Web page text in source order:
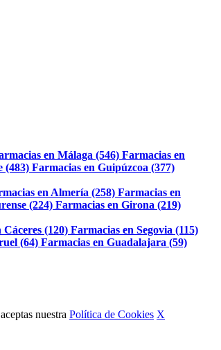
en Málaga (546) Farmacias en
(483) Farmacias en Guipúzcoa (377)
en Almería (258) Farmacias en
(224) Farmacias en Girona (219)
(120) Farmacias en Segovia (115)
(64) Farmacias en Guadalajara (59)
nuestra Política de Cookies X